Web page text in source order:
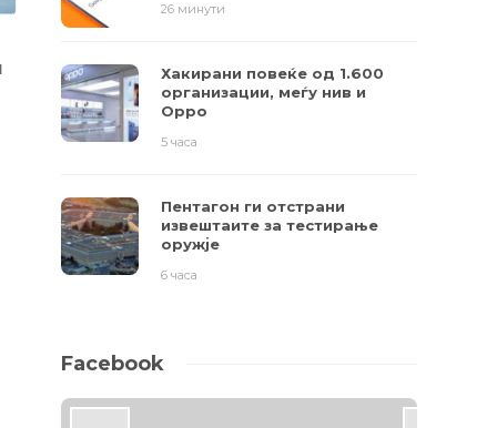
26 минути
Хакирани повеќе од 1.600
организации, меѓу нив и
Oppo
5 часа
Пентагон ги отстрани
извештаите за тестирање
оружје
6 часа
Facebook